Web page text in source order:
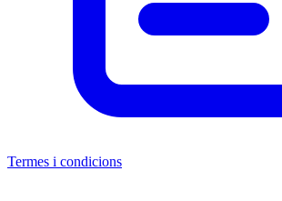
Termes i condicions